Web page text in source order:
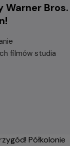
Warner Bros.
filmów studia